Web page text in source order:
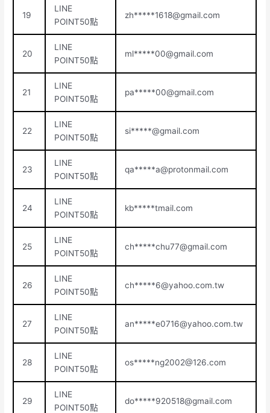
19
LINE
POINT50點
zh*****1618@gmail.com
20
LINE
POINT50點
ml*****00@gmail.com
21
LINE
POINT50點
pa*****00@gmail.com
22
LINE
POINT50點
si*****@gmail.com
23
LINE
POINT50點
qa*****a@protonmail.com
24
LINE
POINT50點
kb*****tmail.com
25
LINE
POINT50點
ch*****chu77@gmail.com
26
LINE
POINT50點
ch*****6@yahoo.com.tw
27
LINE
POINT50點
an*****e0716@yahoo.com.tw
28
LINE
POINT50點
os*****ng2002@126.com
29
LINE
POINT50點
do*****920518@gmail.com